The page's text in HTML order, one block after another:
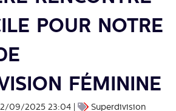
pour notre
féminine
09/2025 23:04 | Superdivision